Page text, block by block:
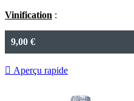
Vinification :
9,00 €
 Aperçu rapide